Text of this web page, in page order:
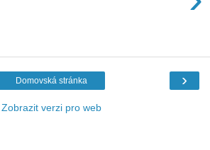
›
Domovská stránka
Zobrazit verzi pro web